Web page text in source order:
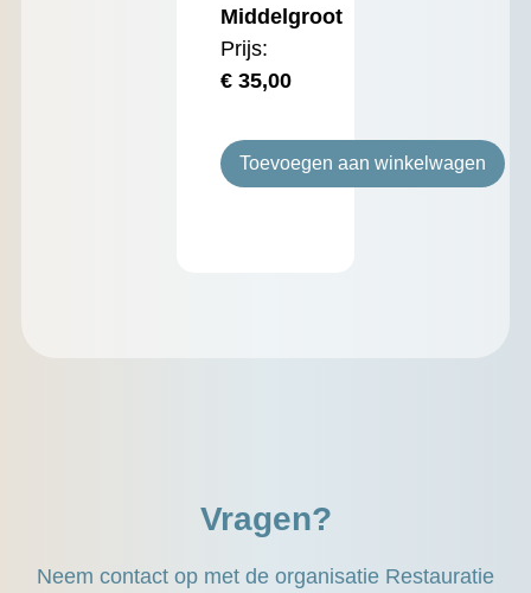
Middelgroot
Prijs:
€35,00
Toevoegen aan winkelwagen
Vragen?
Neem contact op met de organisatie Restauratie